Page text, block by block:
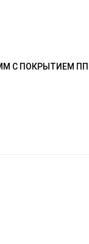
С ПОКРЫТИЕМ ПП